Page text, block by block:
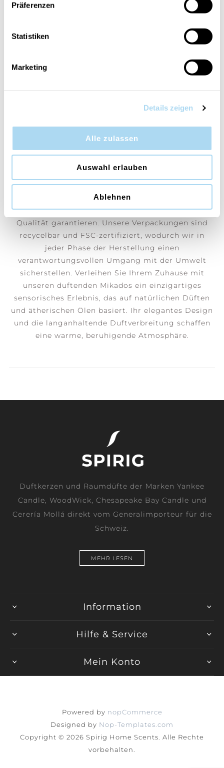
Präferenzen
Statistiken
Marketing
Details zeigen
Alle zulassen
Auswahl erlauben
Ablehnen
Bulgarian Rose & Oud ist ein süsser, samtiger Duft,
jedem Raum eine unverwechselbare Note verleiht.
Bei Cerería Mollá 1899 bewahren wir traditionelles
handwerkliches Know-how und setzen auf
Produktionsmethoden, die unvergleichliche
Qualität garantieren. Unsere Verpackungen sind
recycelbar und FSC-zertifiziert, wodurch wir in
jeder Phase der Herstellung einen
verantwortungsvollen Umgang mit der Umwelt
sicherstellen. Verleihen Sie Ihrem Zuhause mit
unseren duftenden Mikados ein einzigartiges
sensorisches Erlebnis, das auf natürlichen Düften
und ätherischen Ölen basiert. Ihr elegantes Design
und die langanhaltende Duftverbreitung schaffen
eine warme, beruhigende Atmosphäre.
Duftkerzen und Raumdüfte der Marken Yankee
Candle, WoodWick, Chesapeake Bay Candle und
Cerería Mollá direkt vom Generalimporteur für die
Schweiz.
MEHR LESEN
Information
Hilfe & Service
Mein Konto
Powered by nopCommerce
Designed by Nop-Templates.com
Copyright © 2026 Spirig Home Scents. Alle Rechte
vorbehalten.